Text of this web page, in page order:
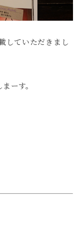
していただきまし
ーす。